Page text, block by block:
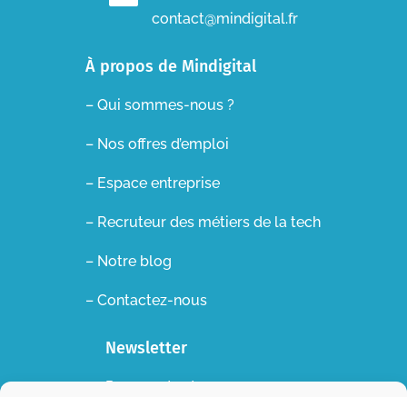
contact@mindigital.fr
À propos de Mindigital
– Qui sommes-nous ?
– Nos offres d’emploi
– Espace entreprise
– Recruteur des métiers de la tech
– Notre blog
– Contactez-nous
Newsletter
Recevez toutes nos